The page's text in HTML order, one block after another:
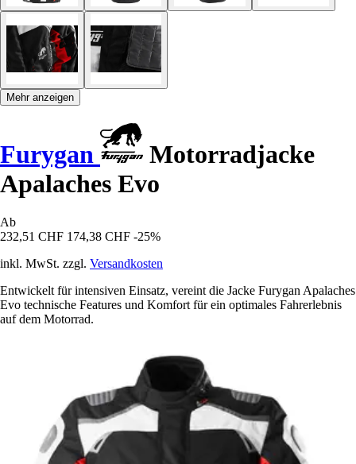
Mehr anzeigen
Furygan
Motorradjacke
Apalaches Evo
Ab
232,51 CHF 174,38 CHF -25%
inkl. MwSt. zzgl. Versandkosten
Entwickelt für intensiven Einsatz, vereint die Jacke Furygan Apalaches
Evo technische Features und Komfort für ein optimales Fahrerlebnis
auf dem Motorrad.